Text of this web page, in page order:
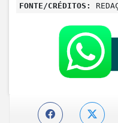
FONTE/CRÉDITOS: